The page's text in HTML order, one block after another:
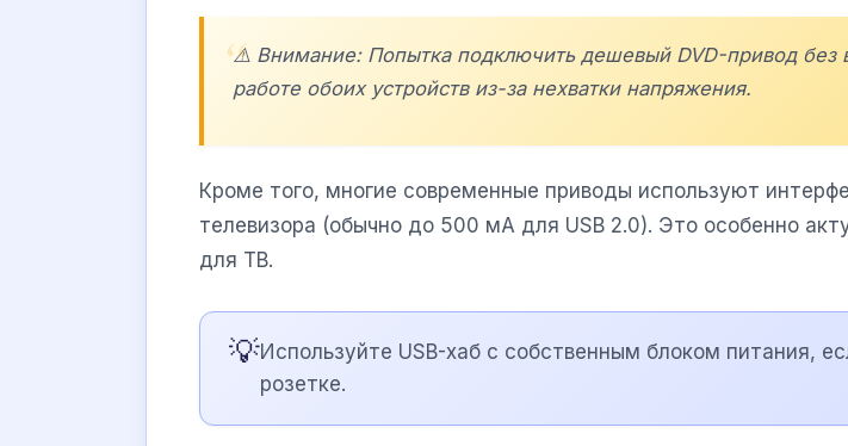
⚠️ Внимание: Попытка подключить дешевый DVD-привод без
работе обоих устройств из-за нехватки напряжения.
Кроме того, многие современные приводы используют
телевизора (обычно до 500 мА для USB 2.0). Это особенно
для ТВ.
💡Используйте USB-хаб с собственным блоком питания,
розетке.